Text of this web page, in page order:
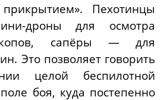
Пехотинцы
дроны для осмотра
сапёры — для
Это позволяет говорить
целой беспилотной
боя, куда постепенно